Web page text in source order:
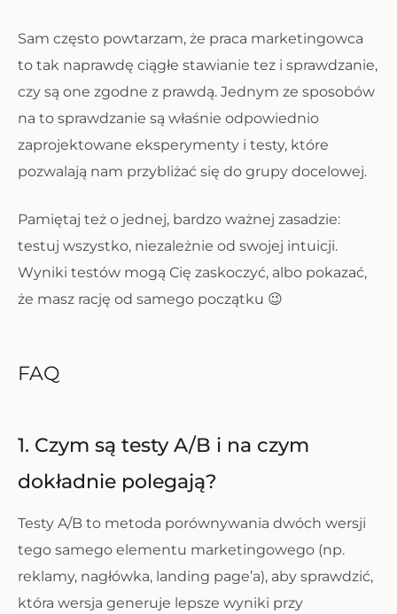
Sam często powtarzam, że praca marketingowca
to tak naprawdę ciągłe stawianie tez i sprawdzanie,
czy są one zgodne z prawdą. Jednym ze sposobów
na to sprawdzanie są właśnie odpowiednio
zaprojektowane eksperymenty i testy, które
pozwalają nam przybliżać się do grupy docelowej.
Pamiętaj też o jednej, bardzo ważnej zasadzie:
testuj wszystko, niezależnie od swojej intuicji.
Wyniki testów mogą Cię zaskoczyć, albo pokazać,
że masz rację od samego początku 😉
FAQ
1. Czym są testy A/B i na czym
dokładnie polegają?
Testy A/B to metoda porównywania dwóch wersji
tego samego elementu marketingowego (np.
reklamy, nagłówka, landing page’a), aby sprawdzić,
która wersja generuje lepsze wyniki przy